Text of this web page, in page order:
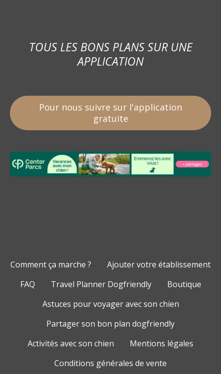
TOUS LES BONS PLANS SUR UNE
APPLICATION
Pour nous suivre sur l'application
gratuite
Comment ça marche ?
Ajouter votre établissement
FAQ
Travel Planner Dogfriendly
Boutique
Astuces pour voyager avec son chien
Partager son bon plan dogfriendly
Activités avec son chien
Mentions légales
Conditions générales de vente